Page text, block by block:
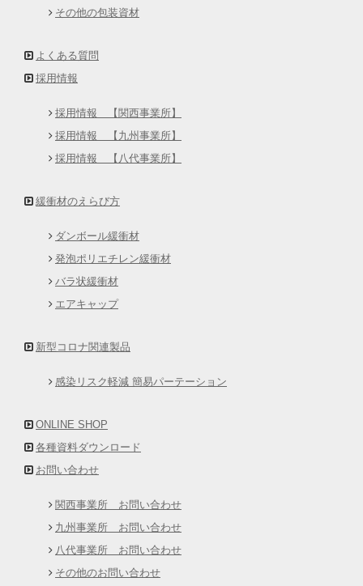
その他の包装資材
よくある質問
採用情報
採用情報 【関西事業所】
採用情報 【九州事業所】
採用情報 【八代事業所】
緩衝材のえらび方
ダンボール緩衝材
発泡ポリエチレン緩衝材
バラ状緩衝材
エアキャップ
新型コロナ関連製品
感染リスク軽減 簡易パーテーション
ONLINE SHOP
各種資料ダウンロード
お問い合わせ
関西事業所 お問い合わせ
九州事業所 お問い合わせ
八代事業所 お問い合わせ
その他のお問い合わせ